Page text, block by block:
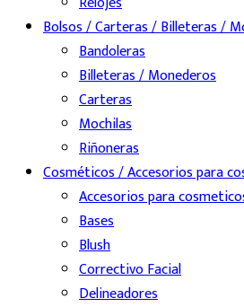
Bolsos / Carteras / Billeteras /
Bandoleras
Billeteras / Monederos
Carteras
Mochilas
Riñoneras
Cosméticos / Accesorios para
Accesorios para
Bases
Blush
Correctivo Facial
Delineadores